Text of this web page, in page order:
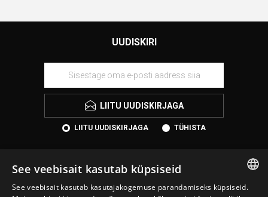
UUDISKIRI
LIITU UUDISKIRJAGA
LIITU UUDISKIRJAGA TÜHISTA
ESTONIAN
See veebisait kasutab küpsiseid
See veebisait kasutab kasutajakogemuse parandamiseks küpsiseid.